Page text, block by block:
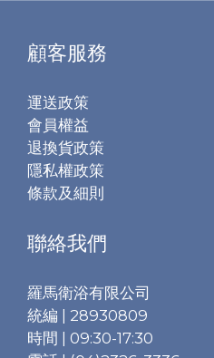
顧客服務
運送政策
會員權益
退換貨政策
隱私權政策
條款及細則
聯絡我們
羅馬衛浴有限公司
統編 | 28930809
時間 | 09:30-17:30